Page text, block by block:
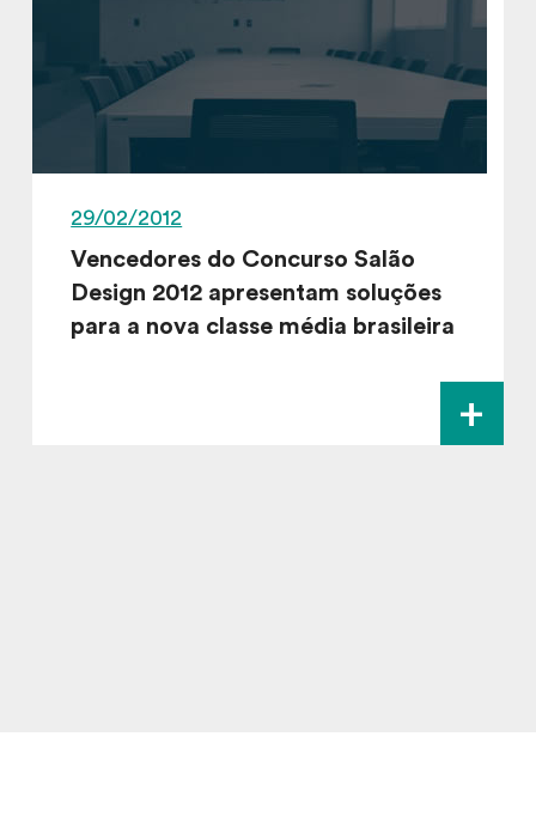
29/02/2012
Vencedores do Concurso Salão
Design 2012 apresentam soluções
para a nova classe média brasileira
+